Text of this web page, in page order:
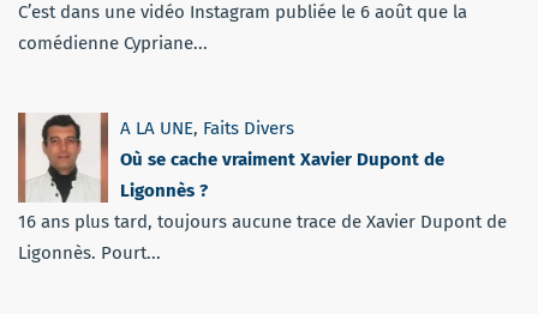
C’est dans une vidéo Instagram publiée le 6 août que la
comédienne Cypriane...
A LA UNE, Faits Divers
Où se cache vraiment Xavier Dupont de
Ligonnès ?
16 ans plus tard, toujours aucune trace de Xavier Dupont de
Ligonnès. Pourt...